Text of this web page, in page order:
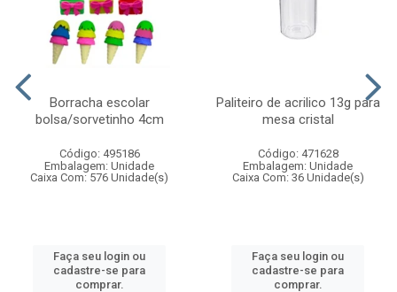
Borracha escolar
bolsa/sorvetinho 4cm
Código: 495186
Embalagem: Unidade
Caixa Com: 576 Unidade(s)
Faça seu login ou
cadastre-se para
comprar.
Paliteiro de acrilico 13g para
mesa cristal
Código: 471628
Embalagem: Unidade
Caixa Com: 36 Unidade(s)
Faça seu login ou
cadastre-se para
comprar.